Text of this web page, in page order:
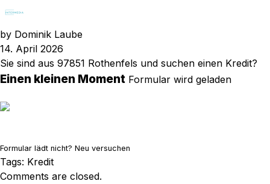
by Dominik Laube
14. April 2026
Sie sind aus 97851 Rothenfels und suchen einen Kredit?
Einen kleinen Moment Formular wird geladen
Formular lädt nicht? Neu versuchen
Tags: Kredit
Comments are closed.